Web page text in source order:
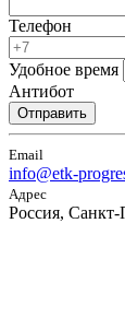
Телефон
Удобное время
Антибот
Отправить
Email
info@etk-
Адрес
Россия,